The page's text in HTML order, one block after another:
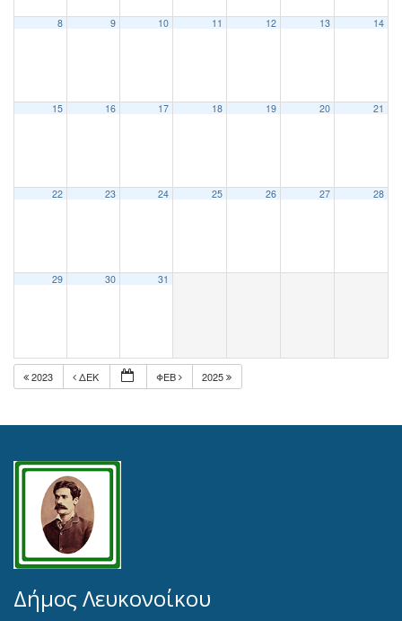
8 9 10 11 12 13 14
15 16 17 18 19 20 21
22 23 24 25 26 27 28
29 30 31
2023 ΔΕΚ ΦΕΒ 2025
Δήμος Λευκονοίκου